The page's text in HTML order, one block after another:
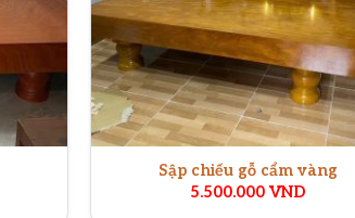
Sập chiếu gỗ cẩm vàng
5.500.000 VND